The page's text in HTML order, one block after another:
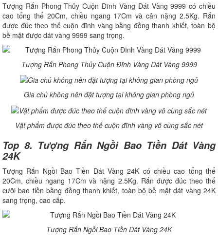
Tượng Rắn Phong Thủy Cuộn Đĩnh Vàng Dát Vàng 9999 có chiều
cao tổng thể 20Cm, chiều ngang 17Cm và cân nặng 2.5Kg. Rắn
được đúc theo thế cuộn đĩnh vàng bằng đồng thanh khiết, toàn bộ
bề mặt được dát vàng 9999 sang trọng.
Tượng Rắn Phong Thủy Cuộn Đĩnh Vàng Dát Vàng 9999
Gia chủ không nên đặt tượng tại không gian phòng ngủ
Vật phẩm được đúc theo thế cuộn đĩnh vàng vô cùng sắc nét
Top 8. Tượng Rắn Ngồi Bao Tiền Dát Vàng
24K
Tượng Rắn Ngồi Bao Tiền Dát Vàng 24K có chiều cao tổng thể
20Cm, chiều ngang 17Cm và nặng 2.5Kg. Rắn được đúc theo thế
cưỡi bao tiền bằng đồng thanh khiết, toàn bộ bề mặt dát vàng 24K
sang trọng, cao cấp.
Tượng Rắn Ngồi Bao Tiền Dát Vàng 24K